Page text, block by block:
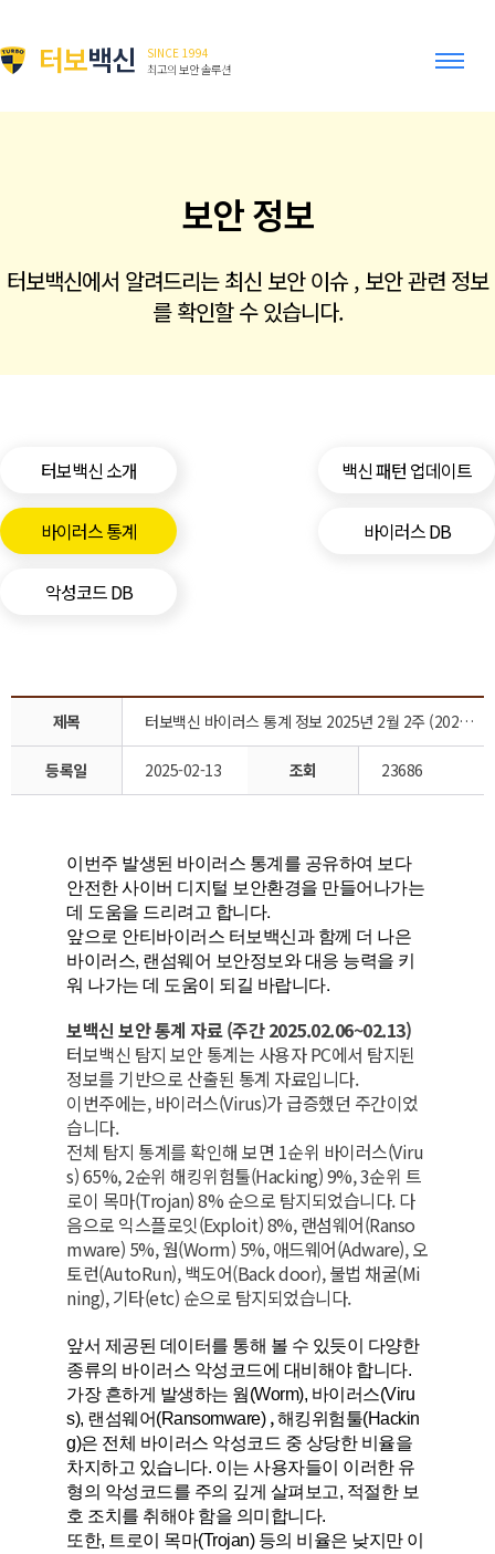
터보백신
SINCE 1994
최고의 보안 솔루션
보안 정보
터보백신에서 알려드리는 최신 보안 이슈 , 보안 관련 정보
를 확인할 수 있습니다.
터보백신 소개 백신 패턴 업데이트
바이러스 통계 바이러스 DB
악성코드 DB
제목 터보백신 바이러스 통계 정보 2025년 2월 2주 (2025.02.06 ~ 2025.02.13)
등록일 2025-02-13 조회 23686
이번주 발생된 바이러스 통계를 공유하여 보다
안전한 사이버 디지털 보안환경을 만들어나가는
데 도움을 드리려고 합니다.
앞으로 안티바이러스 터보백신과 함께 더 나은
바이러스, 랜섬웨어 보안정보와 대응 능력을 키
워 나가는 데 도움이 되길 바랍니다.
보백신 보안 통계 자료 (주간 2025.02.06~02.13)
터보백신 탐지 보안 통계는 사용자 PC에서 탐지된
정보를 기반으로 산출된 통계 자료입니다.
이번주에는, 바이러스(Virus)가 급증했던 주간이었
습니다.
전체 탐지 통계를 확인해 보면 1순위 바이러스(Viru
s) 65%, 2순위 해킹위험툴(Hacking) 9%, 3순위 트
로이 목마(Trojan) 8% 순으로 탐지되었습니다. 다
음으로 익스플로잇(Exploit) 8%, 랜섬웨어(Ranso
mware) 5%, 웜(Worm) 5%, 애드웨어(Adware), 오
토런(AutoRun), 백도어(Back door), 불법 채굴(Mi
ning), 기타(etc) 순으로 탐지되었습니다.
앞서 제공된 데이터를 통해 볼 수 있듯이 다양한
종류의 바이러스 악성코드에 대비해야 합니다.
가장 흔하게 발생하는 웜(Worm), 바이러스(Viru
s), 랜섬웨어(Ransomware) ,해킹위험툴(Hackin
g)은 전체 바이러스 악성코드 중 상당한 비율을
차지하고 있습니다. 이는 사용자들이 이러한 유
형의 악성코드를 주의 깊게 살펴보고, 적절한 보
호 조치를 취해야 함을 의미합니다.
또한, 트로이 목마(Trojan) 등의 비율은 낮지만 이